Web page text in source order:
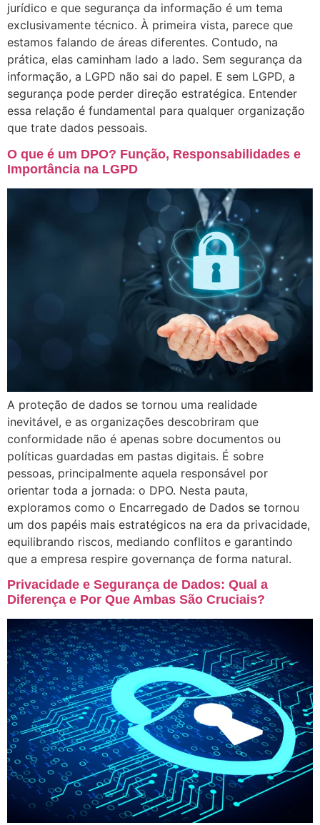
jurídico e que segurança da informação é um tema
exclusivamente técnico. À primeira vista, parece que
estamos falando de áreas diferentes. Contudo, na
prática, elas caminham lado a lado. Sem segurança da
informação, a LGPD não sai do papel. E sem LGPD, a
segurança pode perder direção estratégica. Entender
essa relação é fundamental para qualquer organização
que trate dados pessoais.
O que é um DPO? Função, Responsabilidades e
Importância na LGPD
A proteção de dados se tornou uma realidade
inevitável, e as organizações descobriram que
conformidade não é apenas sobre documentos ou
políticas guardadas em pastas digitais. É sobre
pessoas, principalmente aquela responsável por
orientar toda a jornada: o DPO. Nesta pauta,
exploramos como o Encarregado de Dados se tornou
um dos papéis mais estratégicos na era da privacidade,
equilibrando riscos, mediando conflitos e garantindo
que a empresa respire governança de forma natural.
Privacidade e Segurança de Dados: Qual a
Diferença e Por Que Ambas São Cruciais?